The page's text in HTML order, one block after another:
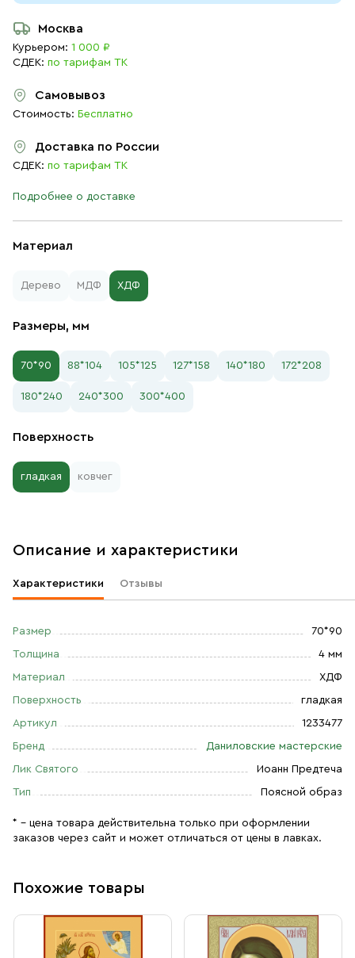
Материал
Дерево МДФ ХДФ
Размеры, мм
70*90 88*104 105*125 127*158 140*180 172*208
180*240 240*300 300*400
Поверхность
гладкая ковчег
Москва
Курьером: 1 000 ₽
СДЕК: по тарифам ТК
Самовывоз
Стоимость: Бесплатно
Доставка по России
СДЕК: по тарифам ТК
Подробнее о доставке
Описание и характеристики
Характеристики Отзывы
Размер 70*90
Толщина 4 мм
Материал ХДФ
Поверхность гладкая
Артикул 1233477
Бренд Даниловские мастерские
Лик Святого Иоанн Предтеча
Тип Поясной образ
* – цена товара действительна только при оформлении
заказов через сайт и может отличаться от цены в лавках.
Похожие товары